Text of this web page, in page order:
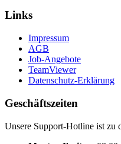
Links
Impressum
AGB
Job-Angebote
TeamViewer
Datenschutz-Erklärung
Geschäftszeiten
Unsere Support-Hotline ist zu